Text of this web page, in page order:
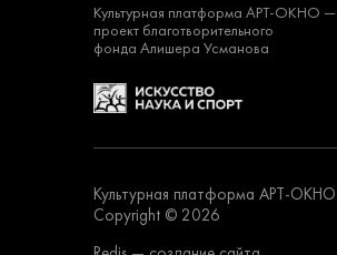
Культурная платформа АРТ-ОКНО —
проект благотворительного
фонда Алишера Усманова
Культурная платформа АРТ-ОКНО
Copyright © 2026